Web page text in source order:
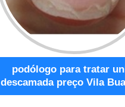
podólogo para tratar
descamada preço Vila